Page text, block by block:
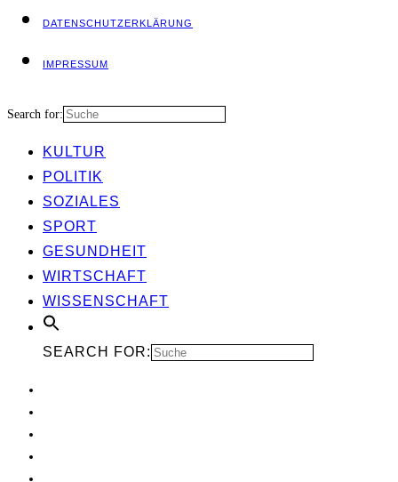
DATEN­SCHUTZ­ER­KLÄ­RUNG
IMPRES­SUM
Search for:
KUL­TUR
POLI­TIK
SOZIA­LES
SPORT
GESUND­HEIT
WIRT­SCHAFT
WIS­SEN­SCHAFT
SEARCH FOR: